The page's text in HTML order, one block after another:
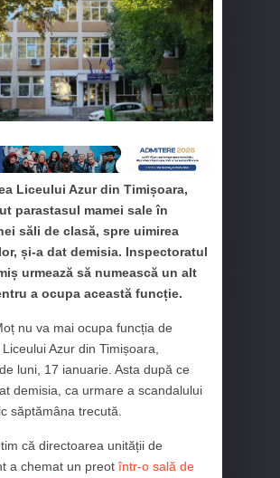
Liceului Azur din Timișoara,
parastasul mamei sale în
săli de clasă, spre uimirea
și-a dat demisia. Inspectoratul
urmează să numească un alt
a ocupa această funcție.
nu va mai ocupa funcția de
Azur din Timișoara,
luni, 17 ianuarie. Asta după ce
demisia, ca urmare a scandalului
săptămâna trecută.
că directoarea unității de
a chemat un preot într-o sală de